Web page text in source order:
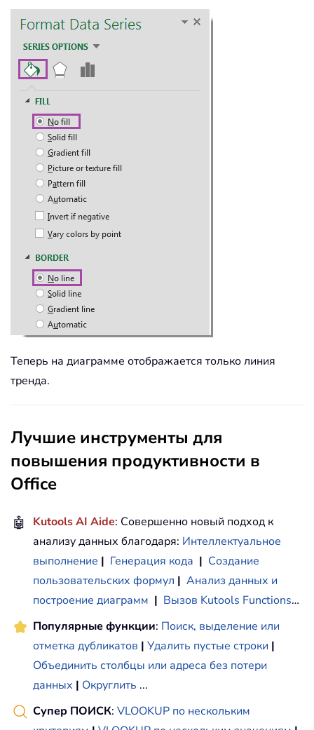
Теперь на диаграмме отображается только линия
тренда.
Лучшие инструменты для
повышения продуктивности в
Office
🤖 Kutools AI Aide: Совершенно новый подход к
анализу данных благодаря: Интеллектуальное
выполнение | Генерация кода | Создание
пользовательских формул | Анализ данных и
построение диаграмм | Вызов Kutools Functions…
Популярные функции: Поиск, выделение или
отметка дубликатов | Удалить пустые строки |
Объединить столбцы или адреса без потери
данных | Округлить ...
Супер ПОИСК: VLOOKUP по нескольким